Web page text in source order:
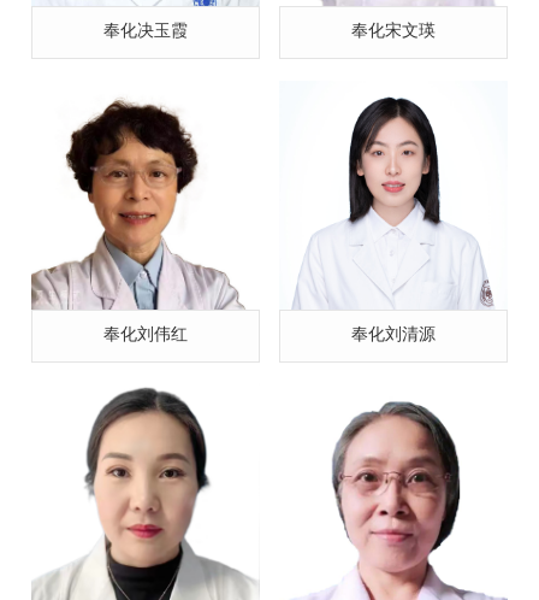
奉化决玉霞 奉化宋文瑛
奉化刘伟红 奉化刘清源